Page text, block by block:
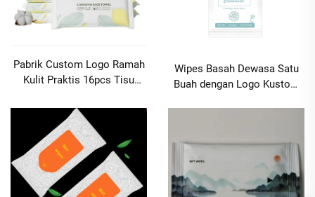
Pabrik Custom Logo Ramah
Kulit Praktis 16pcs Tisu
& Kering untuk
Membersihkan Wajah,
Tangan, Perawatan Feminin
MOQ 10000 paket
Wipes Basah Dewasa Satu
Buah dengan Logo Kustom
Pria dan Wanita MOQ 10000